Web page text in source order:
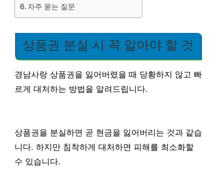
자주 묻는 질문
상품권 분실 시 꼭 알아야 할 것
경남사랑 상품권을 잃어버렸을 때 당황하지 않고 빠
르게 대처하는 방법을 알려드립니다.
상품권을 분실하면 곧 현금을 잃어버리는 것과 같습
니다. 하지만 침착하게 대처하면 피해를 최소화할
수 있습니다.